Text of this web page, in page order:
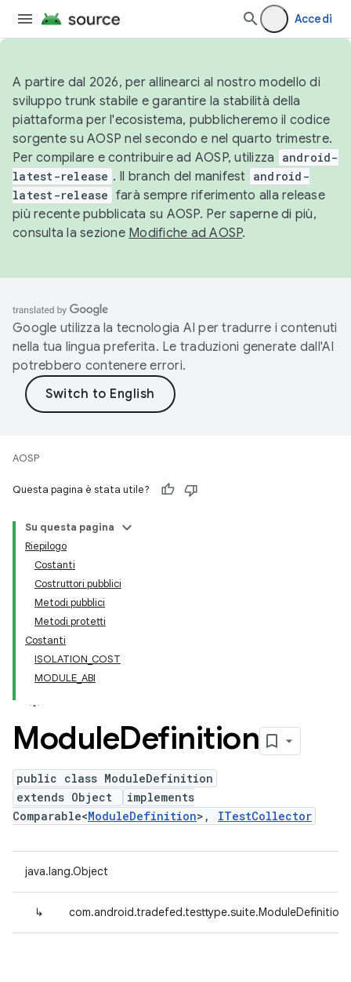
Accedi
A partire dal 2026, per allinearci al nostro modello di
sviluppo trunk stabile e garantire la stabilità della
piattaforma per l'ecosistema, pubblicheremo il codice
sorgente su AOSP nel secondo e nel quarto trimestre.
Per compilare e contribuire ad AOSP, utilizza
android-
latest-release . Il branch del manifest android-
latest-release farà sempre riferimento alla release
più recente pubblicata su AOSP. Per saperne di più,
consulta la sezione Modifiche ad AOSP.
Google utilizza la tecnologia AI per tradurre i contenuti
nella tua lingua preferita. Le traduzioni generate dall'AI
potrebbero contenere errori.
AOSP
Questa pagina è stata utile?
Su questa pagina
Riepilogo
Costanti
Costruttori pubblici
Metodi pubblici
Metodi protetti
Costanti
ISOLATION_COST
MODULE_ABI
ModuleDefinition
public class ModuleDefinition
extends Object
implements
Comparable<ModuleDefinition>, ITestCollector
java.lang.Object
↳ com.android.tradefed.testtype.suite.ModuleDefinition